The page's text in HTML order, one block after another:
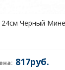
24см Черный
817руб.